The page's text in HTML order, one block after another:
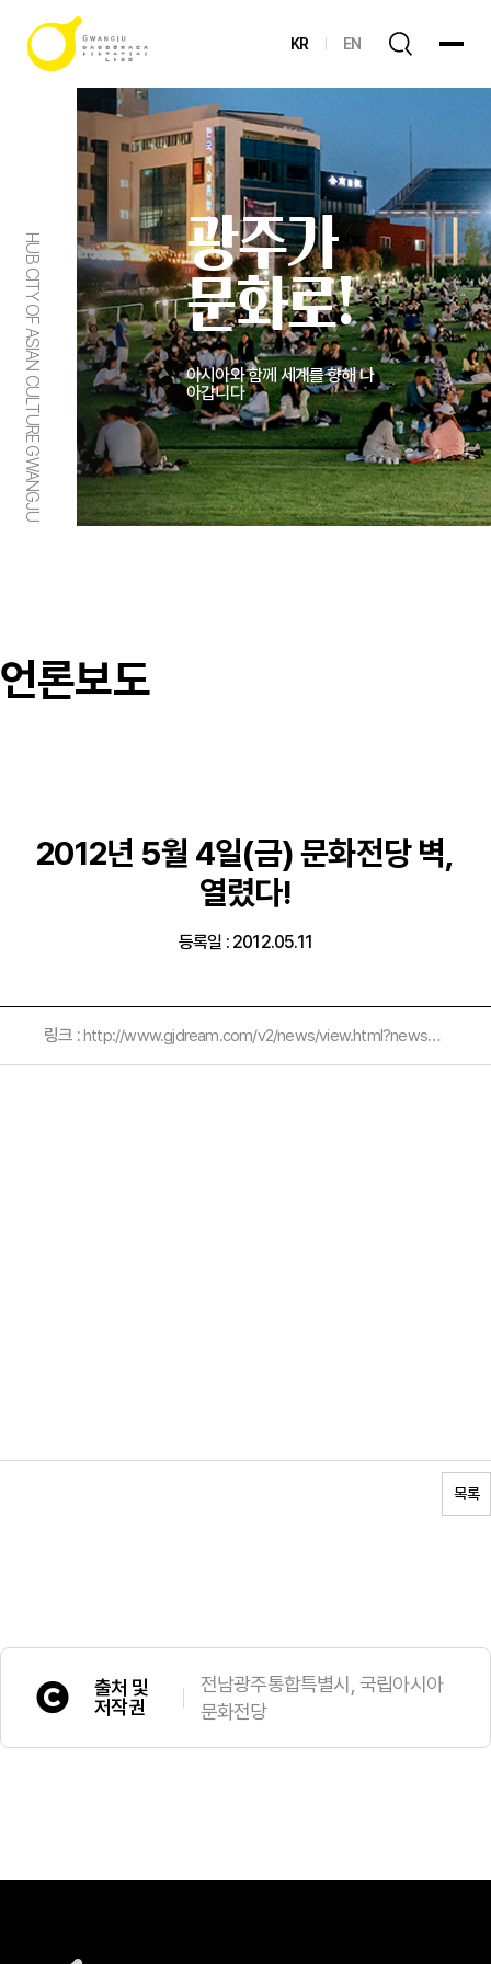
KR EN
HUB CITY OF ASIAN CULTURE GWANGJU
광주가
문화로!
아시아와 함께 세계를 향해 나
아갑니다
언론보도
2012년 5월 4일(금) 문화전당 벽,
열렸다!
등록일 : 2012.05.11
링크 :http://www.gjdream.com/v2/news/view.html?news_type=201&code_M=2&mode=view&uid=439410
목록
출처 및
저작권
전남광주통합특별시, 국립아시아
문화전당